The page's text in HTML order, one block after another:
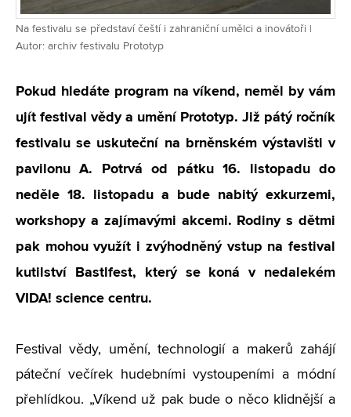
Na festivalu se představí čeští i zahraniční umělci a inovátoři |
Autor: archiv festivalu Prototyp
Pokud hledáte program na víkend, neměl by vám
ujít festival vědy a umění Prototyp. Již pátý ročník
festivalu se uskuteční na brněnském výstavišti v
pavilonu A. Potrvá od pátku 16. listopadu do
neděle 18. listopadu a bude nabitý exkurzemi,
workshopy a zajímavými akcemi. Rodiny s dětmi
pak mohou využít i zvýhodněný vstup na festival
kutilství Bastlfest, který se koná v nedalekém
VIDA! science centru.
Festival vědy, umění, technologií a makerů zahájí
páteční večírek hudebními vystoupeními a módní
přehlídkou. „Víkend už pak bude o něco klidnější a